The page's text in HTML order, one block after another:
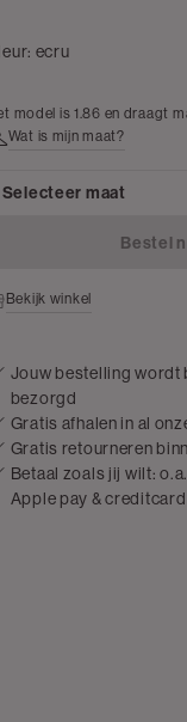
ecru
model is 1.86 en draagt
Wat is mijn maat?
Selecteer maat
Bestel
Bekijk winkel
Jouw bestelling wordt
bezorgd
Gratis afhalen in al
Gratis retourneren
Betaal zoals jij wilt:
Apple pay & creditcard